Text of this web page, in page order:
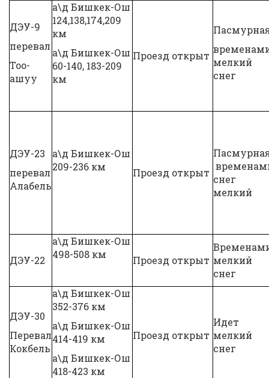
ДЭУ-9
перевал
Тоо-
ашуу
а\д Бишкек-Ош
124,138,174,209
км
а\д Бишкек-Ош
60-140, 183-209
км
Проезд открыт
мелкий
снег
ДЭУ-23
перевал
Алабель
а\д Бишкек-Ош
209-236 км
Проезд открыт
снег
мелкий
ДЭУ-22
а\д Бишкек-Ош
498-508 км
Проезд открыт мелкий
снег
ДЭУ-30
Перевал
Кокбель
а\д Бишкек-Ош
352-376 км
а\д Бишкек-Ош
414-419 км
а\д Бишкек-Ош
418-423 км
Проезд открыт
Идет
мелкий
снег